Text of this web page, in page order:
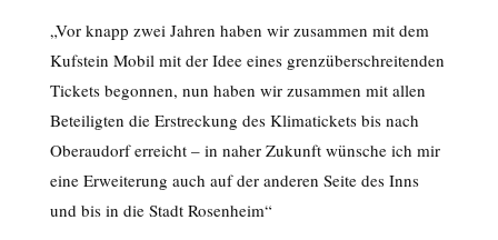
„Vor knapp zwei Jahren haben wir zusammen mit dem
Kufstein Mobil mit der Idee eines grenzüberschreitenden
Tickets begonnen, nun haben wir zusammen mit allen
Beteiligten die Erstreckung des Klimatickets bis nach
Oberaudorf erreicht – in naher Zukunft wünsche ich mir
eine Erweiterung auch auf der anderen Seite des Inns
und bis in die Stadt Rosenheim“